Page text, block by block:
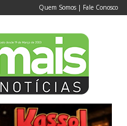
Quem Somos | Fale Conosco